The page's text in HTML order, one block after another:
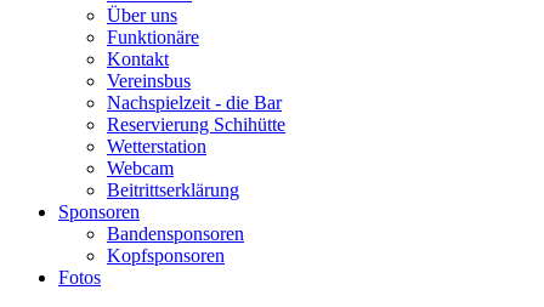
Über uns
Funktionäre
Kontakt
Vereinsbus
Nachspielzeit - die Bar
Reservierung Schihütte
Wetterstation
Webcam
Beitrittserklärung
Sponsoren
Bandensponsoren
Kopfsponsoren
Fotos